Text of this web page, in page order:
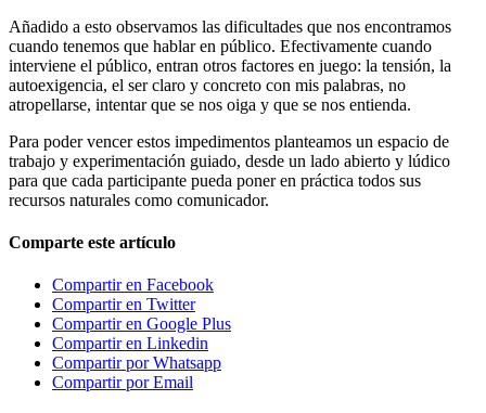
Añadido a esto observamos las dificultades que nos encontramos
cuando tenemos que hablar en público. Efectivamente cuando
interviene el público, entran otros factores en juego: la tensión, la
autoexigencia, el ser claro y concreto con mis palabras, no
atropellarse, intentar que se nos oiga y que se nos entienda.
Para poder vencer estos impedimentos planteamos un espacio de
trabajo y experimentación guiado, desde un lado abierto y lúdico
para que cada participante pueda poner en práctica todos sus
recursos naturales como comunicador.
Comparte este artículo
Compartir en Facebook
Compartir en Twitter
Compartir en Google Plus
Compartir en Linkedin
Compartir por Whatsapp
Compartir por Email